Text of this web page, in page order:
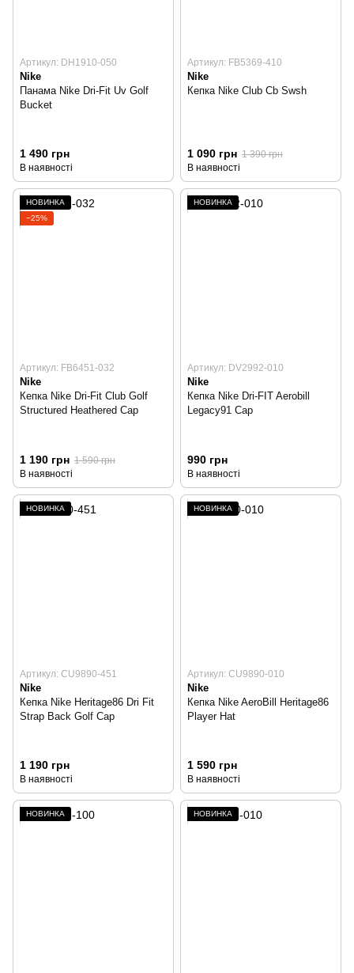
Артикул: DH1910-050
Nike
Панама Nike Dri-Fit Uv Golf
Bucket
1 490 грн
В наявності
Артикул: FB5369-410
Nike
Кепка Nike Club Cb Swsh
1 090 грн 1 390 грн
В наявності
НОВИНКА
−25%
Артикул: FB6451-032
Nike
Кепка Nike Dri-Fit Club Golf
Structured Heathered Cap
1 190 грн 1 590 грн
В наявності
НОВИНКА
Артикул: DV2992-010
Nike
Кепка Nike Dri-FIT Aerobill
Legacy91 Cap
990 грн
В наявності
НОВИНКА
Артикул: CU9890-451
Nike
Кепка Nike Heritage86 Dri Fit
Strap Back Golf Cap
1 190 грн
В наявності
НОВИНКА
Артикул: CU9890-010
Nike
Кепка Nike AeroBill Heritage86
Player Hat
1 590 грн
В наявності
НОВИНКА НОВИНКА